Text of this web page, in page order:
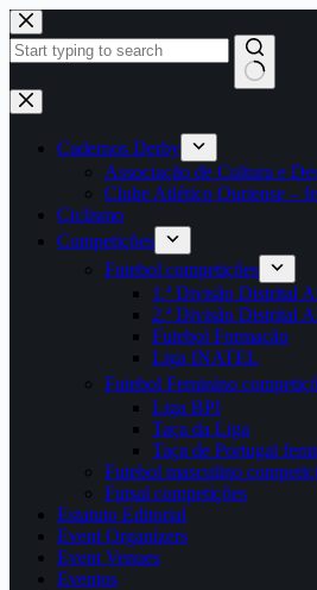
Pular
para
o
Sem
resultados
Cadernos Derby
Associação de Cultura e
Clube Atlético Ouriense –
Ciclismo
Competições
Futebol competições
1.ª Divisão Distrital
2.ª Divisão Distrital
Futebol Formação
Liga INATEL
Futebol Feminino
Liga BPI
Taça da Liga
Taça de Portugal
Futebol masculino
Futsal competições
Estatuto Editorial
Event Organizers
Event Venues
Eventos